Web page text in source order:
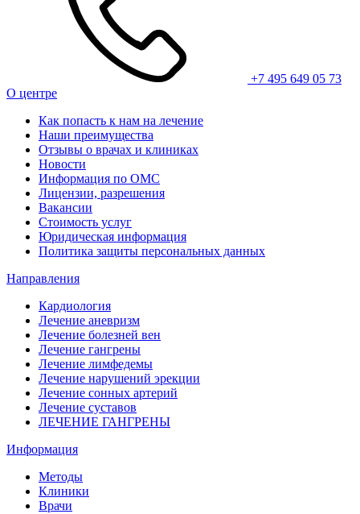
+7 495 649 05 73
О центре
Как попасть к нам на лечение
Наши преимущества
Отзывы о врачах и клиниках
Новости
Информация по ОМС
Лицензии, разрешения
Вакансии
Стоимость услуг
Юридическая информация
Политика защиты персональных данных
Направления
Кардиология
Лечение аневризм
Лечение болезней вен
Лечение гангрены
Лечение лимфедемы
Лечение нарушений эрекции
Лечение сонных артерий
Лечение суставов
ЛЕЧЕНИЕ ГАНГРЕНЫ
Информация
Методы
Клиники
Врачи